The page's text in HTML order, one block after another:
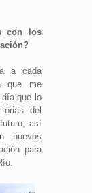
con los
a cada
que me
que lo
del
así
nuevos
para